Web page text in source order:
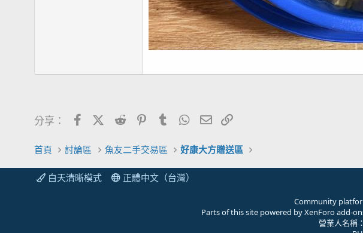
分享： FacebookX (Twitter)
Reddit PinterestTumblrWhatsApp電子郵件
首頁 討論區 魚友二手交易區 好康大方贈送區
白天清晰模式 正體中文（台灣）
Community
Parts of this site powered byXenForo add-
營業人名稱